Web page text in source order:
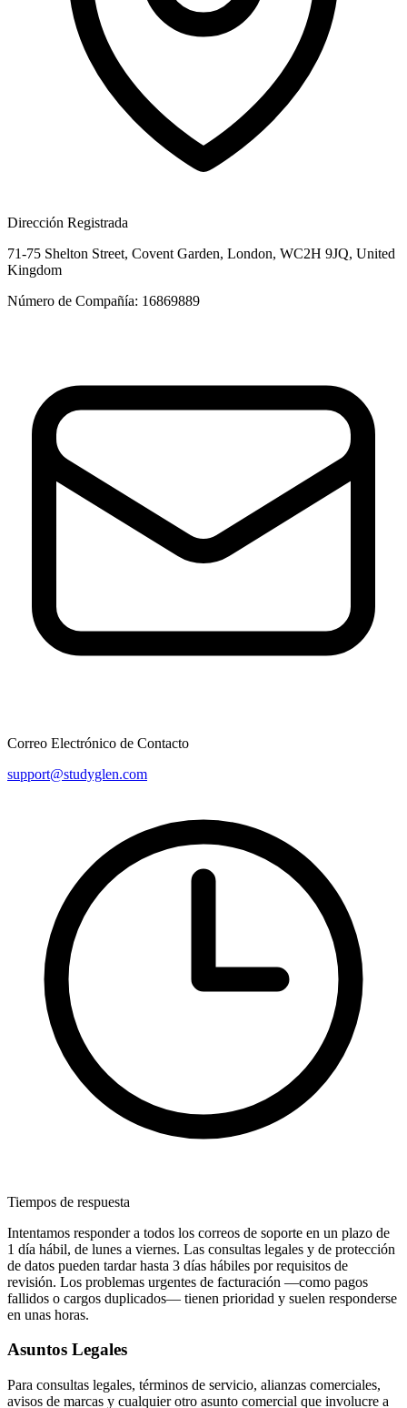
Dirección Registrada
71-75 Shelton Street, Covent Garden, London, WC2H 9JQ, United
Kingdom
Número de Compañía: 16869889
Correo Electrónico de Contacto
support@studyglen.com
Tiempos de respuesta
Intentamos responder a todos los correos de soporte en un plazo de
1 día hábil, de lunes a viernes. Las consultas legales y de protección
de datos pueden tardar hasta 3 días hábiles por requisitos de
revisión. Los problemas urgentes de facturación —como pagos
fallidos o cargos duplicados— tienen prioridad y suelen responderse
en unas horas.
Asuntos Legales
Para consultas legales, términos de servicio, alianzas comerciales,
avisos de marcas y cualquier otro asunto comercial que involucre a